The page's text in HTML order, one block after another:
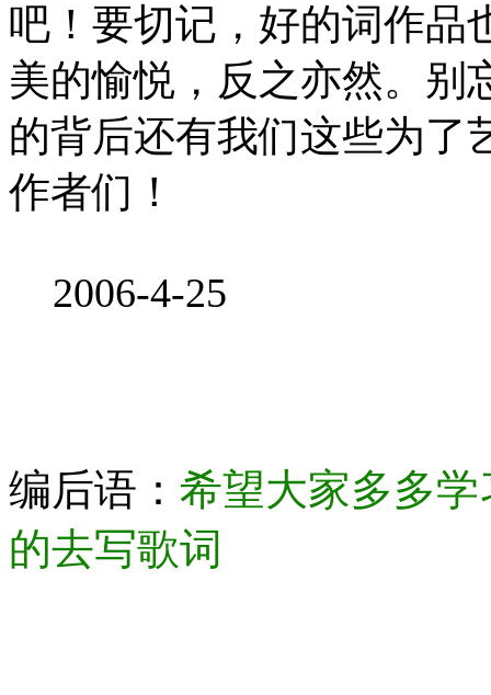
吧！要切记，好的词作品
美的愉悦，反之亦然。别
的背后还有我们这些为了
作者们！
2006-4-25
编后语： 希望大家多多
的去写歌词